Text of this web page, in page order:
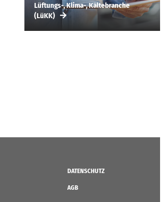
Lüftungs-, Klima-, Kältebranche
(LüKK)
DATENSCHUTZ
AGB